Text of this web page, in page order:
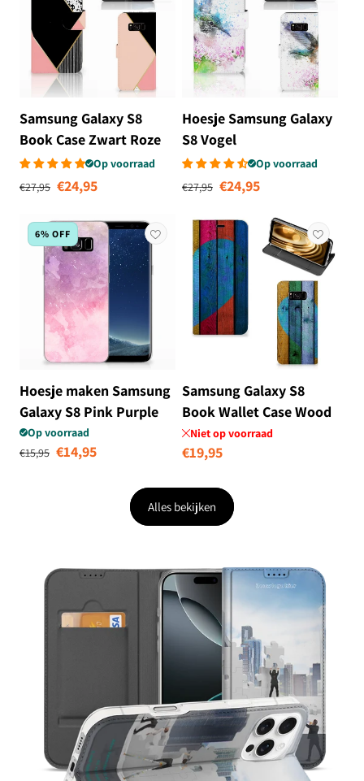
Samsung Galaxy S8
Book Case Zwart Roze
Vormen
Op voorraad
Normale prijs
€27,95 Aanbiedingsprijs
€24,95
Hoesje Samsung Galaxy
S8 Vogel
Op voorraad
Normale prijs
€27,95 €24,95
6% OFF
Hoesje maken Samsung
Galaxy S8 Pink Purple
Paint
Op voorraad
Normale prijs
€15,95 Aanbiedingsprijs
€14,95
Samsung Galaxy S8
Book Wallet Case Wood
Heart - Cadeau voor je
Vriend
Niet op voorraad
Normale
€19,95
Alles bekijken